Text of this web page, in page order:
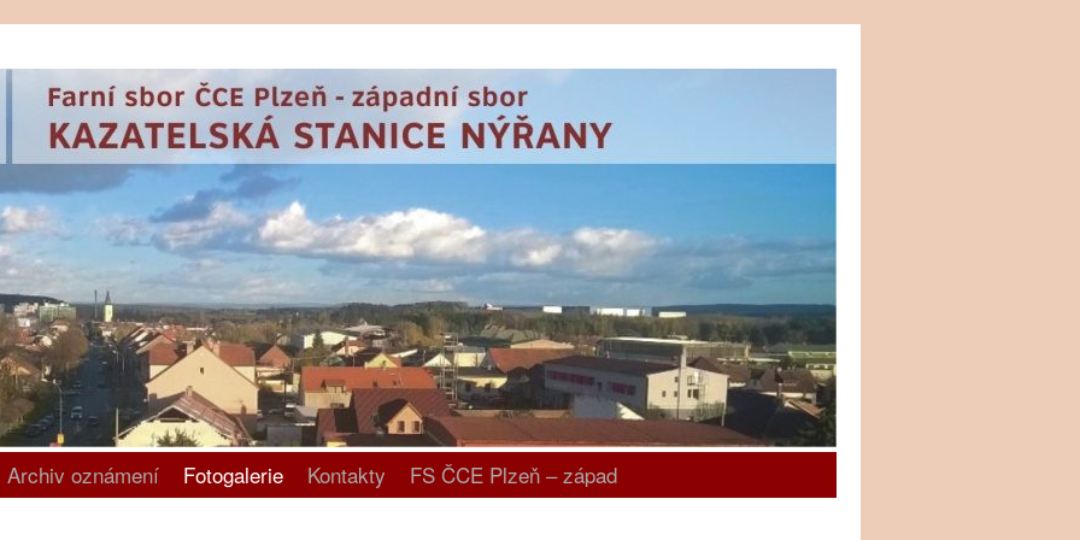
Archiv oznámení Fotogalerie Kontakty FS ČCE Plzeň – západ